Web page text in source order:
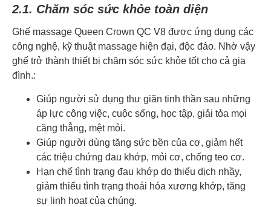
2.1. Chăm sóc sức khỏe toàn diện
Ghế massage Queen Crown QC V8 được ứng dụng các
công nghệ, kỹ thuật massage hiện đại, độc đáo. Nhờ vậy
ghế trở thành thiết bị chăm sóc sức khỏe tốt cho cả gia
đình.:
Giúp người sử dụng thư giãn tinh thần sau những
áp lực công việc, cuộc sống, học tập, giải tỏa mọi
căng thẳng, mệt mỏi.
Giúp người dùng tăng sức bền của cơ, giảm hết
các triệu chứng đau khớp, mỏi cơ, chống teo cơ.
Hạn chế tình trạng đau khớp do thiếu dịch nhầy,
giảm thiểu tình trạng thoái hóa xương khớp, tăng
sự linh hoạt của chúng.